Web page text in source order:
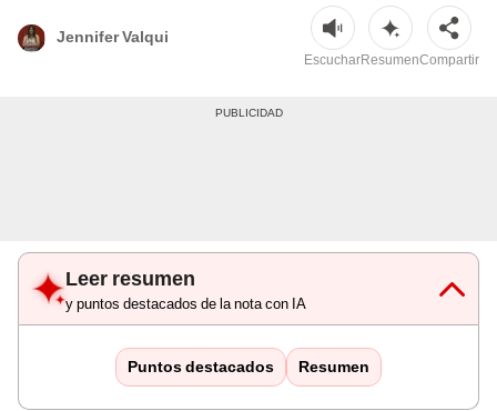
Jennifer Valqui
EscucharResumenCompartir
Leer resumen
y puntos destacados de la nota con IA
Puntos destacados Resumen